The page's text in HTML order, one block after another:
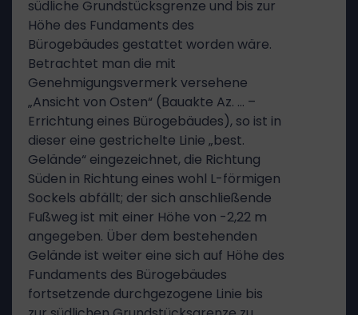
südliche Grundstücksgrenze und bis zur
Höhe des Fundaments des
Bürogebäudes gestattet worden wäre.
Betrachtet man die mit
Genehmigungsvermerk versehene
„Ansicht von Osten“ (Bauakte Az. … –
Errichtung eines Bürogebäudes), so ist in
dieser eine gestrichelte Linie „best.
Gelände“ eingezeichnet, die Richtung
Süden in Richtung eines wohl L-förmigen
Sockels abfällt; der sich anschließende
Fußweg ist mit einer Höhe von -2,22 m
angegeben. Über dem bestehenden
Gelände ist weiter eine sich auf Höhe des
Fundaments des Bürogebäudes
fortsetzende durchgezogene Linie bis